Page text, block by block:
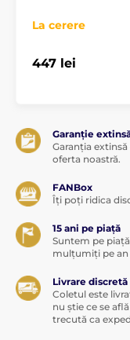
La cerere
447 lei
Garanție
Garanția
oferta noastră.
FANBox
Îți poți ridica
15 ani pe piață
Suntem pe
mulțumiți pe an
Livrare discretă
Coletul este
nu știe ce se
trecută ca